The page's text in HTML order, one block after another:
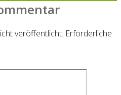
veröffentlicht. Erforderliche